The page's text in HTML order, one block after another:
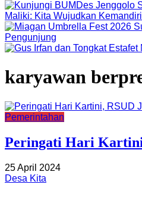
Maliki: Kita Wujudkan
Pengunjung
karyawan
Pemerintahan
Peringati Hari
25 April 2024
Desa Kita